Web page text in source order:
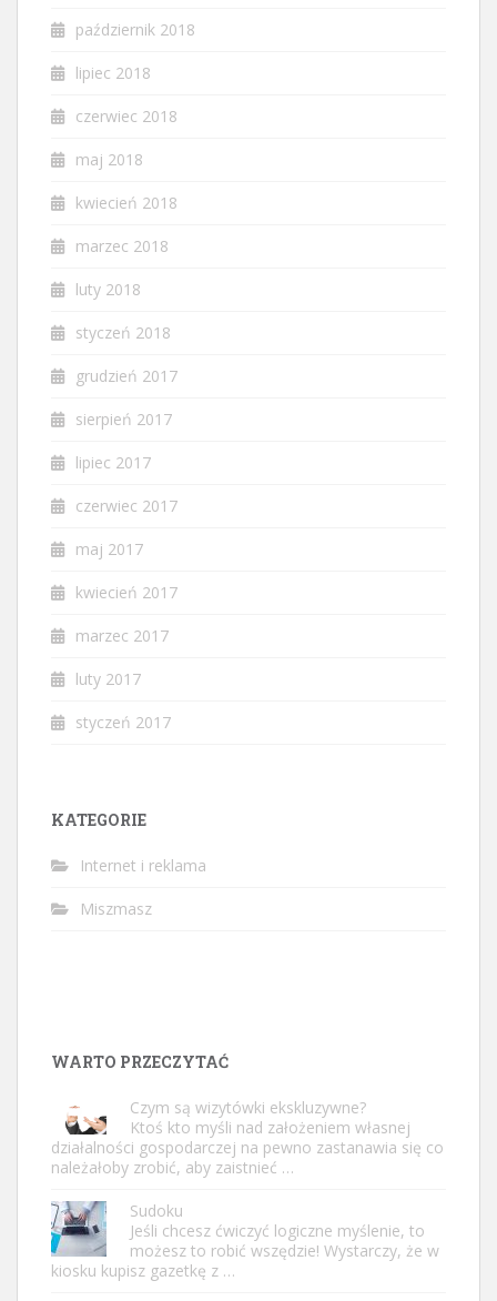
październik 2018
lipiec 2018
czerwiec 2018
maj 2018
kwiecień 2018
marzec 2018
luty 2018
styczeń 2018
grudzień 2017
sierpień 2017
lipiec 2017
czerwiec 2017
maj 2017
kwiecień 2017
marzec 2017
luty 2017
styczeń 2017
KATEGORIE
Internet i reklama
Miszmasz
WARTO PRZECZYTAĆ
Czym są wizytówki ekskluzywne?
Ktoś kto myśli nad założeniem własnej
działalności gospodarczej na pewno zastanawia się co
należałoby zrobić, aby zaistnieć …
Sudoku
Jeśli chcesz ćwiczyć logiczne myślenie, to
możesz to robić wszędzie! Wystarczy, że w
kiosku kupisz gazetkę z …